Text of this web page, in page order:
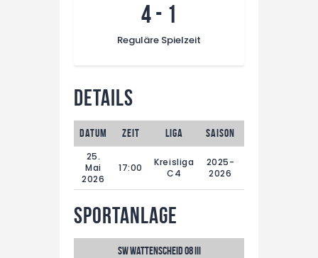
4- 1
Reguläre Spielzeit
Details
Datum Zeit Liga Saison
25.
Mai
2026
17:00
Kreisliga
C4
2025-
2026
Sportanlage
SW Wattenscheid 08 III